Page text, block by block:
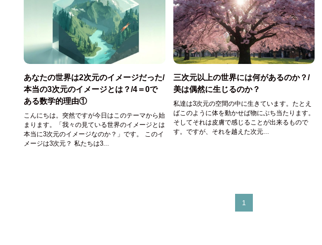
あなたの世界は2次元のイメージだった/
本当の3次元のイメージとは？/4＝0で
ある数学的理由①
こんにちは。突然ですが今日はこのテーマから始
まります。「我々の見ている世界のイメージとは
本当に3次元のイメージなのか？」です。 このイ
メージは3次元？ 私たちは3...
三次元以上の世界には何があるのか？/
美は偶然に生じるのか？
私達は3次元の空間の中に生きています。たとえ
ばこのように体を動かせば物にぶち当たります。
そしてそれは皮膚で感じることが出来るもので
す。ですが、それを越えた次元...
1